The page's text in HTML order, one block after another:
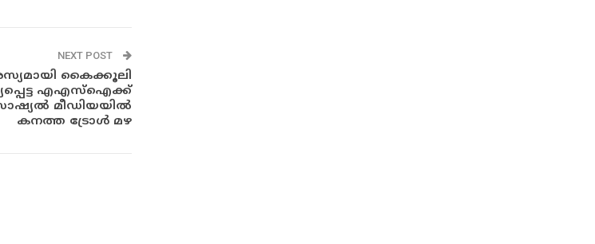
NEXT POST
കൈക്കൂലി
എഎസ്ഐക്ക്
മീഡിയയിൽ
കനത്ത ട്രോൾ മഴ